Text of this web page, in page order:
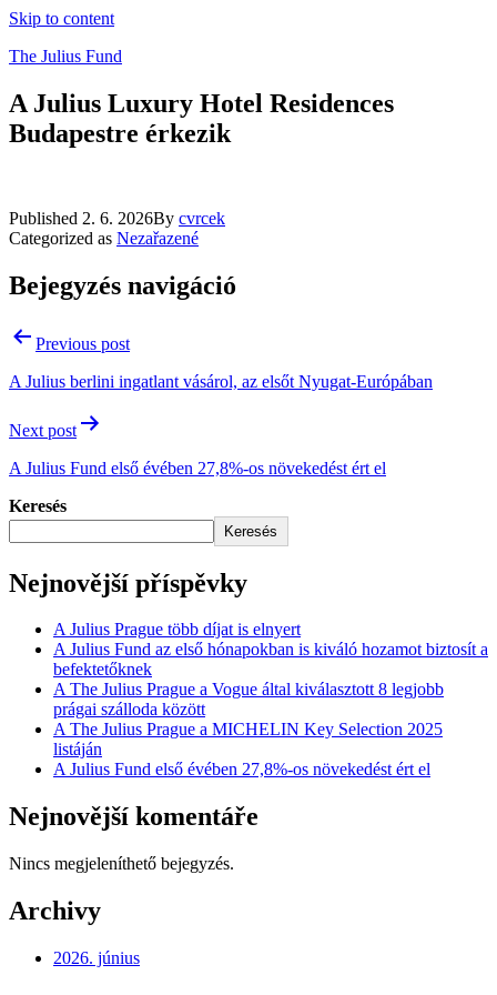
Skip to content
The Julius Fund
A Julius Luxury Hotel Residences
Budapestre érkezik
Published 2. 6. 2026By cvrcek
Categorized as Nezařazené
Bejegyzés navigáció
Previous post
A Julius berlini ingatlant vásárol, az elsőt Nyugat-Európában
Next post
A Julius Fund első évében 27,8%-os növekedést ért el
Keresés
Keresés
Nejnovější příspěvky
A Julius Prague több díjat is elnyert
A Julius Fund az első hónapokban is kiváló hozamot biztosít a
befektetőknek
A The Julius Prague a Vogue által kiválasztott 8 legjobb
prágai szálloda között
A The Julius Prague a MICHELIN Key Selection 2025
listáján
A Julius Fund első évében 27,8%-os növekedést ért el
Nejnovější komentáře
Nincs megjeleníthető bejegyzés.
Archivy
2026. június